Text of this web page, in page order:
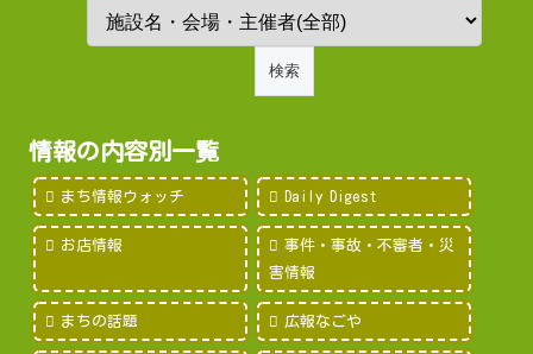
情報の内容別一覧
まち情報ウォッチ Daily Digest
お店情報
事件・事故・不審者・災
害情報
まちの話題 広報なごや